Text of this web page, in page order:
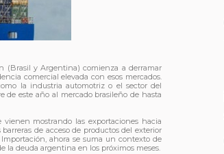
(Brasil y Argentina) comienza a derramar
comercial elevada con esos mercados.
la industria automotriz o el sector del
de este año al mercado brasileño de hasta
mostrando las exportaciones hacia
de acceso de productos del exterior
ahora se suma un contexto de
la deuda argentina en los próximos meses.